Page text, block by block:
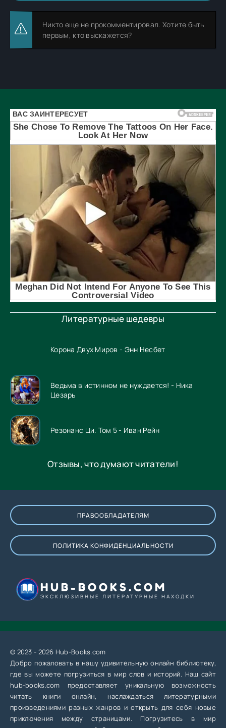
Литературные шедевры
Корона Двух Миров - Энн Несбет
Ведьма в истинном не нуждается! - Ника
Цезарь
Резонанс Ци. Том 5 - Иван Рейн
Отзывы, что думают читатели!
Никто еще не прокомментировал. Хотите быть
первым, кто выскажется?
ПРАВООБЛАДАТЕЛЯМ
ПОЛИТИКА КОНФИДЕНЦИАЛЬНОСТИ
HUB-BOOKS.COM
ЭКСКЛЮЗИВНЫЕ ЛИТЕРАТУРНЫЕ НАХОДКИ
© 2023 - 2026 Hub-Books.com
Добро пожаловать в нашу удивительную онлайн библиотеку,
где вы можете погрузиться в мир слов и историй. Наш сайт
hub-books.com предоставляет уникальную возможность
читать книги онлайн, наслаждаться литературными
произведениями разных жанров и открыть для себя новые
приключения между страницами. Погрузитесь в мир